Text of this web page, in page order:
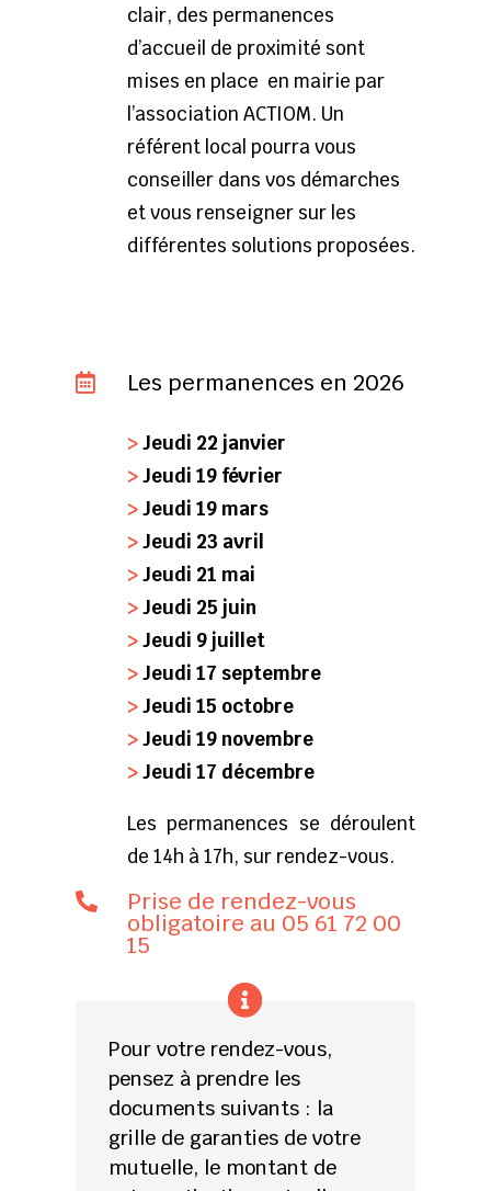
clair, des permanences
d’accueil de proximité sont
mises en place en mairie par
l’association ACTIOM. Un
référent local pourra vous
conseiller dans vos démarches
et vous renseigner sur les
différentes solutions proposées.
 Les permanences en 2026
>Jeudi 22 janvier
>Jeudi 19 février
>Jeudi 19 mars
>Jeudi 23 avril
>Jeudi 21 mai
>Jeudi 25 juin
>Jeudi 9 juillet
>Jeudi 17 septembre
>Jeudi 15 octobre
>Jeudi 19 novembre
>Jeudi 17 décembre
Les permanences se déroulent
de 14h à 17h, sur rendez-vous.
 Prise de rendez-vous
obligatoire au 05 61 72 00
15
Pour votre rendez-vous,
pensez à prendre les
documents suivants : la
grille de garanties de votre
mutuelle, le montant de